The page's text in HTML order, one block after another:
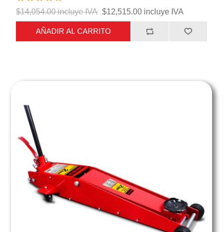
$14,054.00 incluye IVA $12,515.00 incluye IVA
AÑADIR AL CARRITO